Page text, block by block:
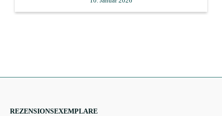
REZENSIONSEXEMPLARE